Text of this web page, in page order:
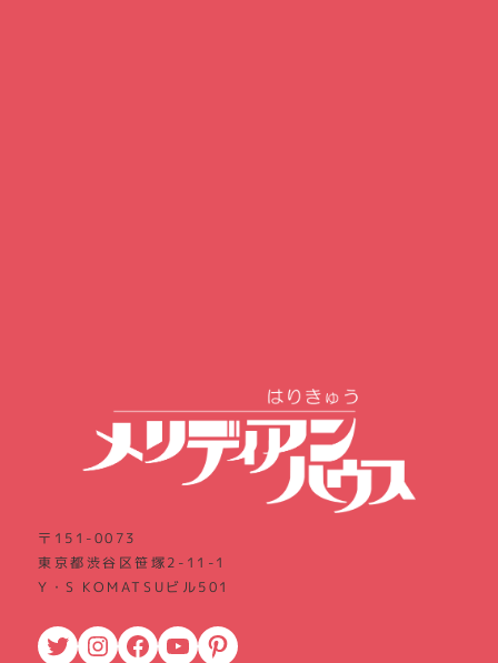
〒151-0073
東京都渋谷区笹塚2-11-1
Y・S KOMATSUビル501
Twitter Instagram Facebook YouTube Pinterest